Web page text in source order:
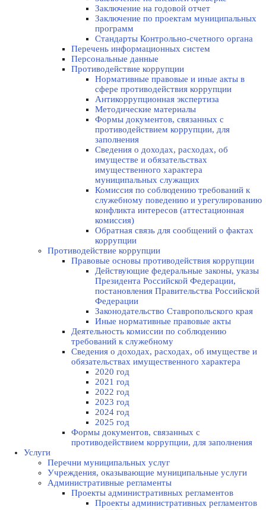
Заключение на годовой отчет
Заключение по проектам муниципальных
программ
Стандарты Контрольно-счетного органа
Перечень информационных систем
Персональные данные
Противодействие коррупции
Нормативные правовые и иные акты в
сфере противодействия коррупции
Антикоррупционная экспертиза
Методические материалы
Формы документов, связанных с
противодействием коррупции, для
заполнения
Сведения о доходах, расходах, об
имуществе и обязательствах
имущественного характера
муниципальных служащих
Комиссия по соблюдению требований к
служебному поведению и урегулированию
конфликта интересов (аттестационная
комиссия)
Обратная связь для сообщений о фактах
коррупции
Противодействие коррупции
Правовые основы противодействия коррупции
Действующие федеральные законы, указы
Президента Российской Федерации,
постановления Правительства Российской
Федерации
Законодательство Ставропольского края
Иные нормативные правовые акты
Деятельность комиссии по соблюдению
требований к служебному
Сведения о доходах, расходах, об имуществе и
обязательствах имущественного характера
2020 год
2021 год
2022 год
2023 год
2024 год
2025 год
Формы документов, связанных с
противодействием коррупции, для заполнения
Услуги
Перечни муниципальных услуг
Учреждения, оказывающие муниципальные услуги
Административные регламенты
Проекты административных регламентов
Проекты административных регламентов